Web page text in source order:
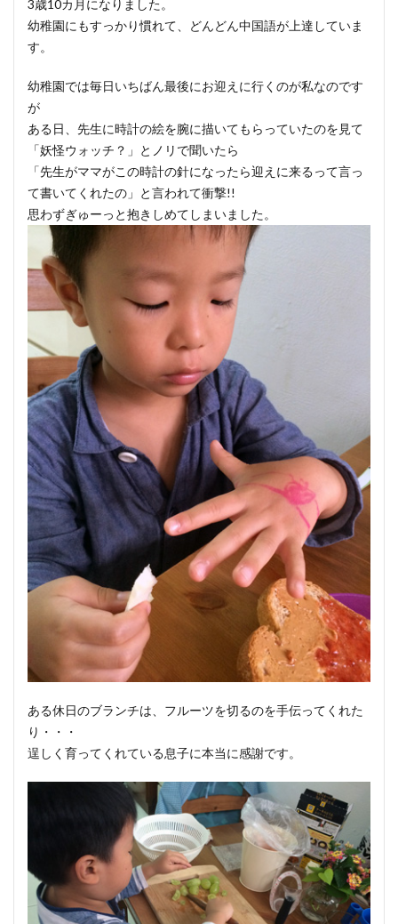
3歳10カ月になりました。
幼稚園にもすっかり慣れて、どんどん中国語が上達していま
す。
幼稚園では毎日いちばん最後にお迎えに行くのが私なのです
が
ある日、先生に時計の絵を腕に描いてもらっていたのを見て
「妖怪ウォッチ？」とノリで聞いたら
「先生がママがこの時計の針になったら迎えに来るって言っ
て書いてくれたの」と言われて衝撃!!
思わずぎゅーっと抱きしめてしまいました。
ある休日のブランチは、フルーツを切るのを手伝ってくれた
り・・・
逞しく育ってくれている息子に本当に感謝です。